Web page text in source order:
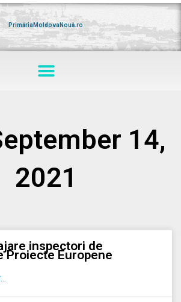
PrimăriaMoldovaNouă.ro
Menu
14,
2021
inspectori de
Proiecte Europene